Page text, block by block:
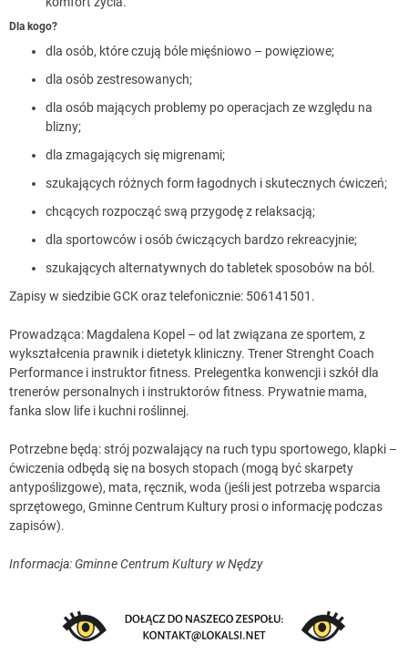
Dla kogo?
dla osób, które czują bóle mięśniowo – powięziowe;
dla osób zestresowanych;
dla osób mających problemy po operacjach ze względu na
blizny;
dla zmagających się migrenami;
szukających różnych form łagodnych i skutecznych ćwiczeń;
chcących rozpocząć swą przygodę z relaksacją;
dla sportowców i osób ćwiczących bardzo rekreacyjnie;
szukających alternatywnych do tabletek sposobów na ból.
Zapisy w siedzibie GCK oraz telefonicznie: 506141501.
Prowadząca: Magdalena Kopel – od lat związana ze sportem, z
wykształcenia prawnik i dietetyk kliniczny. Trener Strenght Coach
Performance i instruktor fitness. Prelegentka konwencji i szkół dla
trenerów personalnych i instruktorów fitness. Prywatnie mama,
fanka slow life i kuchni roślinnej.
Potrzebne będą: strój pozwalający na ruch typu sportowego, klapki –
ćwiczenia odbędą się na bosych stopach (mogą być skarpety
antypoślizgowe), mata, ręcznik, woda (jeśli jest potrzeba wsparcia
sprzętowego, Gminne Centrum Kultury prosi o informację podczas
zapisów).
Informacja: Gminne Centrum Kultury w Nędzy